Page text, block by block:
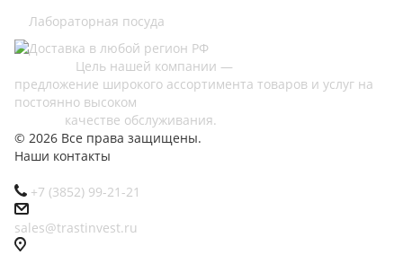
Лабораторная посуда
Цель нашей компании —
предложение широкого ассортимента товаров и услуг на
постоянно высоком
качестве обслуживания.
© 2026 Все права защищены.
Наши контакты
+7 (3852) 99-21-21
sales@trastinvest.ru